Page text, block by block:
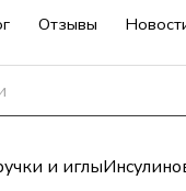
Отзывы
и иглы